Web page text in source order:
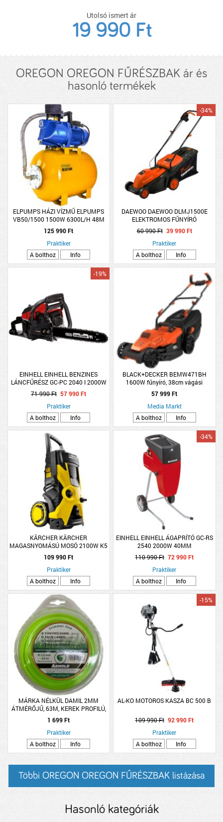
Utolsó ismert ár
19 990 Ft
OREGON OREGON FŰRÉSZBAK ár és
hasonló termékek
ELPUMPS HÁZI VÍZMŰ ELPUMPS
VB50/1500 1500W 6300L/H 48M
4,8BAR
125 990 Ft
Praktiker
A bolthoz
Info
DAEWOO DAEWOO DLMJ1500E
ELEKTROMOS FŰNYÍRÓ
-34%
60 990 Ft 39 990 Ft
Praktiker
A bolthoz
Info
EINHELL EINHELL BENZINES
LÁNCFŰRÉSZ GC-PC 2040 I 2000W
40CM
-19%
71 990 Ft 57 990 Ft
Praktiker
A bolthoz
Info
BLACK+DECKER BEMW471BH
1600W fűnyíró, 38cm vágási
szélesség, kerékpárfoganytúval
57 999 Ft
Media Markt
A bolthoz
Info
KÄRCHER KÄRCHER
MAGASNYOMÁSÚ MOSÓ 2100W K5
BASIC
109 990 Ft
Praktiker
A bolthoz
Info
EINHELL EINHELL ÁGAPRÍTÓ GC-RS
2540 2000W 40MM
-34%
110 990 Ft 72 990 Ft
Praktiker
A bolthoz
Info
MÁRKA NÉLKÜL DAMIL 2MM
ÁTMÉRŐJŰ, 63M, KEREK PROFILÚ,
FŰKASZÁHOZ
1 699 Ft
Praktiker
A bolthoz
Info
AL-KO MOTOROS KASZA BC 500 B
-15%
109 990 Ft 92 990 Ft
Praktiker
A bolthoz
Info
Többi OREGON OREGON FŰRÉSZBAK listázása
Hasonló kategóriák